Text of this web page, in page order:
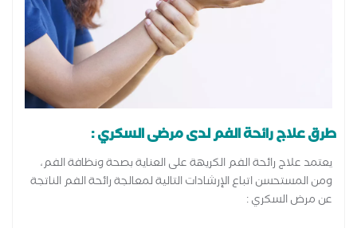
طرق علاج رائحة الفم لدى مرضى السكري :
يعتمد علاج رائحة الفم الكريهة على العناية بصحة ونظافة الفم،
ومن المستحسن اتباع الإرشادات التالية لمعالجة رائحة الفم الناتجة
عن مرض السكري :